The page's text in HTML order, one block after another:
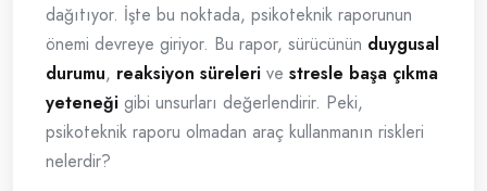
dağıtıyor. İşte bu noktada, psikoteknik raporunun
önemi devreye giriyor. Bu rapor, sürücünün duygusal
durumu, reaksiyon süreleri ve stresle başa çıkma
yeteneği gibi unsurları değerlendirir. Peki,
psikoteknik raporu olmadan araç kullanmanın riskleri
nelerdir?